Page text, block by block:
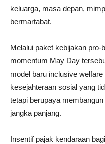
keluarga, masa depan,
bermartabat.
Melalui paket kebijakan
momentum May Day
model baru inclusive
kesejahteraan sosial yang
tetapi berupaya
jangka panjang.
Insentif pajak kendaraan